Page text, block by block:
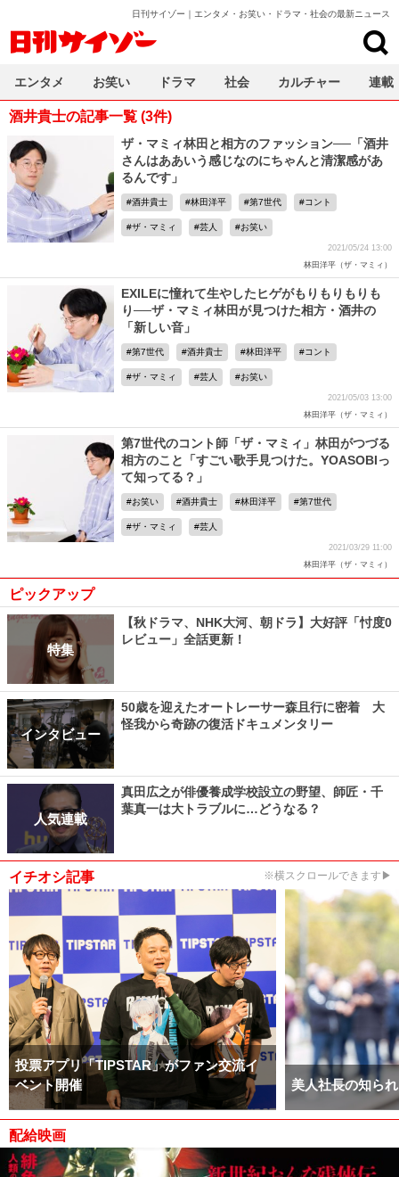
日刊サイゾー｜エンタメ・お笑い・ドラマ・社会の最新ニュース
酒井貴士の記事一覧 (3件)
ザ・マミィ林田と相方のファッション──「酒井
さんはああいう感じなのにちゃんと清潔感があ
るんです」
酒井貴士 林田洋平 第7世代 コント
ザ・マミィ 芸人 お笑い
2021/05/24 13:00
林田洋平（ザ・マミィ）
EXILEに憧れて生やしたヒゲがもりもりもりも
り──ザ・マミィ林田が見つけた相方・酒井の
「新しい音」
第7世代 酒井貴士 林田洋平 コント
ザ・マミィ 芸人 お笑い
2021/05/03 13:00
林田洋平（ザ・マミィ）
第7世代のコント師「ザ・マミィ」林田がつづる
相方のこと「すごい歌手見つけた。YOASOBIっ
て知ってる？」
お笑い 酒井貴士 林田洋平 第7世代
ザ・マミィ 芸人
2021/03/29 11:00
林田洋平（ザ・マミィ）
ピックアップ
特集
【秋ドラマ、NHK大河、朝ドラ】大好評「忖度0
レビュー」全話更新！
インタビュー
50歳を迎えたオートレーサー森且行に密着 大
怪我から奇跡の復活ドキュメンタリー
人気連載
真田広之が俳優養成学校設立の野望、師匠・千
葉真一は大トラブルに…どうなる？
イチオシ記事 ※横スクロールできます▶
投票アプリ「TIPSTAR」がファン交流イ
ベント開催
美人社長の知ら
配給映画
エンタメ お笑い ドラマ 社会 カルチャー 連載